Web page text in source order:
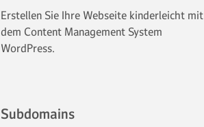
Erstellen Sie Ihre Webseite kinderleicht mit
dem Content Management System
WordPress.
Subdomains